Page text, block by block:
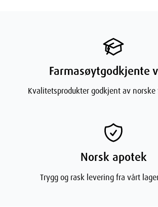
Farmasøytgodkjente
Kvalitetsprodukter godkjent av norske
Norsk apotek
Trygg og rask levering fra vårt